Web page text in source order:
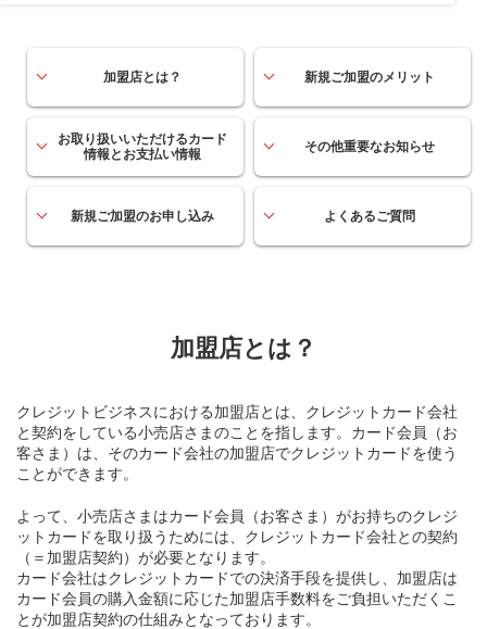
加盟店とは？ 新規ご加盟のメリット
お取り扱いいただけるカード
情報とお支払い情報
その他重要なお知らせ
新規ご加盟のお申し込み よくあるご質問
加盟店とは？
クレジットビジネスにおける加盟店とは、クレジットカード会社
と契約をしている小売店さまのことを指します。カード会員（お
客さま）は、そのカード会社の加盟店でクレジットカードを使う
ことができます。
よって、小売店さまはカード会員（お客さま）がお持ちのクレジ
ットカードを取り扱うためには、クレジットカード会社との契約
（＝加盟店契約）が必要となります。
カード会社はクレジットカードでの決済手段を提供し、加盟店は
カード会員の購入金額に応じた加盟店手数料をご負担いただくこ
とが加盟店契約の仕組みとなっております。